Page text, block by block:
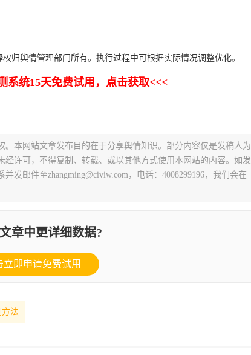
归舆情管理部门所有。执行过程中可根据实际情况调整优化。
系统15天免费试用，点击获取<<<
。本网站文章发布目的在于分享舆情知识。部分内容仅是发稿人为
许可，不得复制、转载、或以其他方式使用本网站的内容。如发
发邮件至zhangming@civiw.com，电话：4008299196，我们会在
章中更详细数据?
立即申请免费试用
方法